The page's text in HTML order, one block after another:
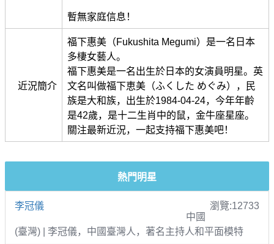
暫無家庭信息！
近況簡介
福下惠美（Fukushita Megumi）是一名日本
多棲女藝人。
福下惠美是一名出生於日本的女演員明星。英
文名叫做福下恵美（ふくした めぐみ），民
族是大和族，出生於1984-04-24，今年年齡
是42歲，是十二生肖中的鼠，金牛座星座。
關注最新近況，一起支持福下惠美吧！
熱門明星
李冠儀
瀏覽:12733
中國
(臺灣) | 李冠儀，中國臺灣人，著名主持人和平面模特